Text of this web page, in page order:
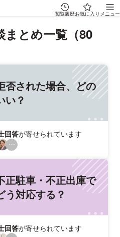
閲覧履歴お気に入り メニュー
まとめ一覧（80
否された場合、どの
い？
回答が寄せられています
正駐車・不正出庫で
う対応する？
回答が寄せられています